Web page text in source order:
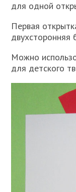
для одной
Первая
двухсторонняя
Можно
для детского